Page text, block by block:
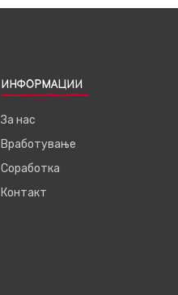
ИНФОРМАЦИИ
За нас
Вработување
Соработка
Контакт